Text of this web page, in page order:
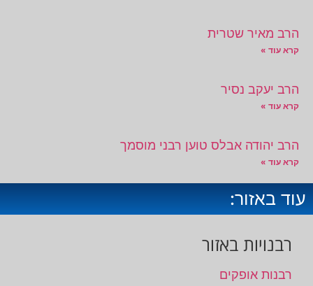
הרב מאיר שטרית
קרא עוד »
הרב יעקב נסיר
קרא עוד »
הרב יהודה אבלס טוען רבני מוסמך
קרא עוד »
עוד באזור:
רבנויות באזור
רבנות אופקים